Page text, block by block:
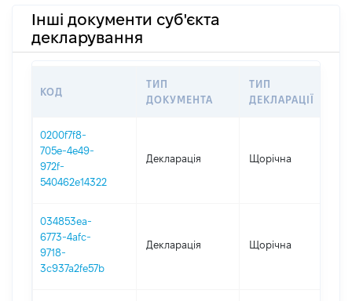
Інші документи суб'єкта
декларування
КОД
ТИП
ДОКУМЕНТА
ТИП
ДЕКЛАРАЦІЇ
0200f7f8-
705e-4e49-
972f-
540462e14322
Декларація Щорічна
034853ea-
6773-4afc-
9718-
3c937a2fe57b
Декларація Щорічна